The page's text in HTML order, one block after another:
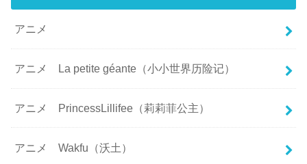
アニメ
アニメ La petite géante（小小世界历险记）
アニメ PrincessLillifee（莉莉菲公主）
アニメ Wakfu（沃土）